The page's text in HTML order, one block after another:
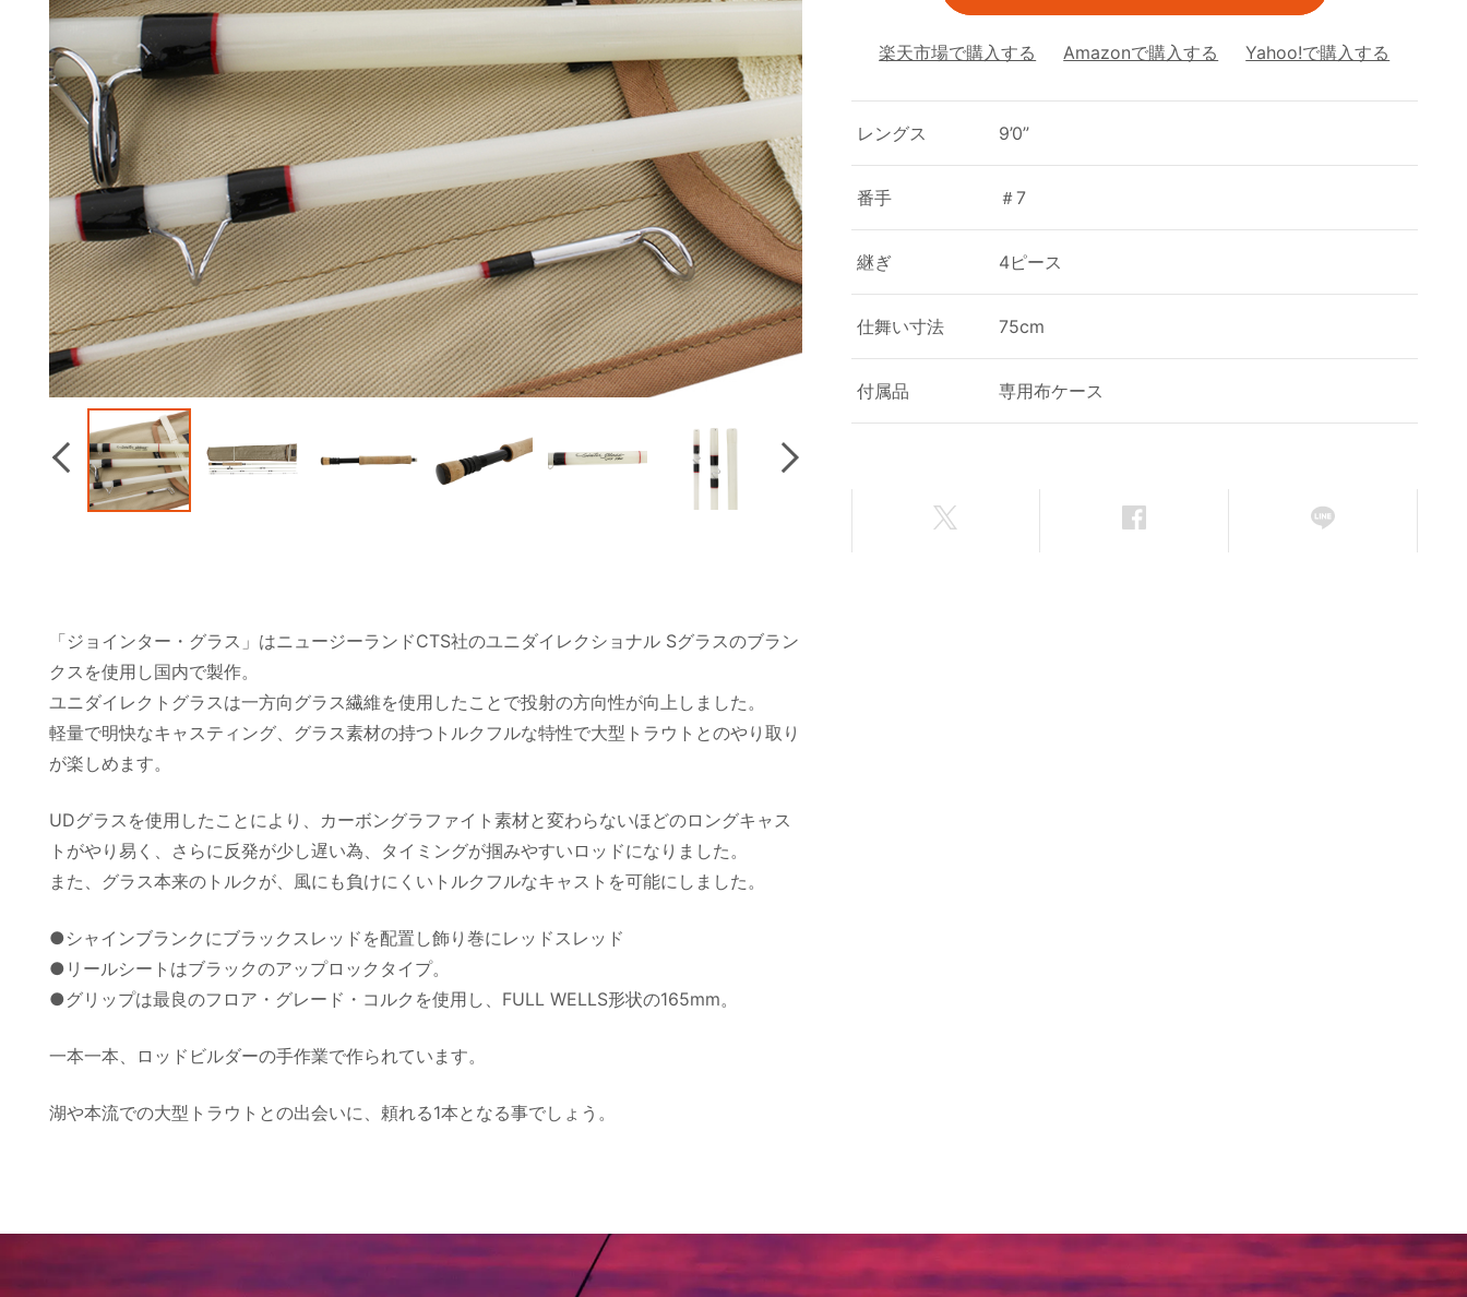
Previous
Next
楽天市場で購入する Amazonで購入する Yahoo!で購入する
レングス 9’0”
番手 ＃7
継ぎ 4ピース
仕舞い寸法 75cm
付属品 専用布ケース
「ジョインター・グラス」はニュージーランドCTS社のユニダイレクショナル Sグラスのブラン
クスを使用し国内で製作。
ユニダイレクトグラスは一方向グラス繊維を使用したことで投射の方向性が向上しました。
軽量で明快なキャスティング、グラス素材の持つトルクフルな特性で大型トラウトとのやり取り
が楽しめます。
UDグラスを使用したことにより、カーボングラファイト素材と変わらないほどのロングキャス
トがやり易く、さらに反発が少し遅い為、タイミングが掴みやすいロッドになりました。
また、グラス本来のトルクが、風にも負けにくいトルクフルなキャストを可能にしました。
●シャインブランクにブラックスレッドを配置し飾り巻にレッドスレッド
●リールシートはブラックのアップロックタイプ。
●グリップは最良のフロア・グレード・コルクを使用し、FULL WELLS形状の165mm。
一本一本、ロッドビルダーの手作業で作られています。
湖や本流での大型トラウトとの出会いに、頼れる1本となる事でしょう。